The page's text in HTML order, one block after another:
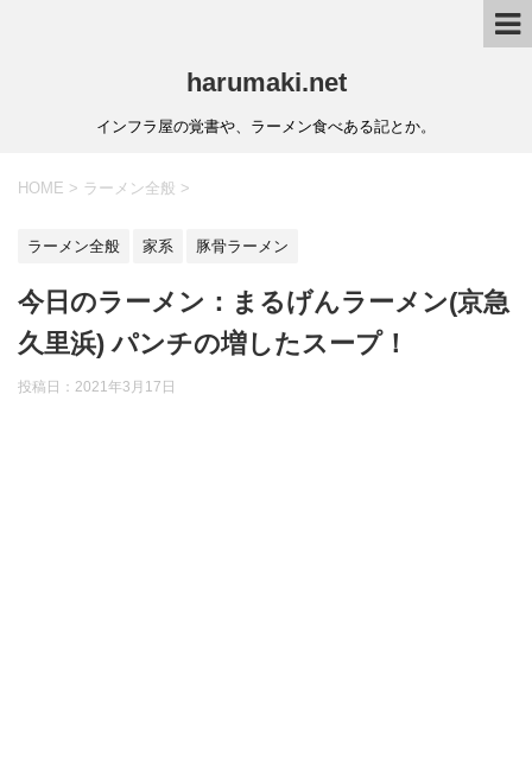
harumaki.net
インフラ屋の覚書や、ラーメン食べある記とか。
HOME > ラーメン全般 >
ラーメン全般 家系 豚骨ラーメン
今日のラーメン：まるげんラーメン(京急
久里浜) パンチの増したスープ！
投稿日：2021年3月17日